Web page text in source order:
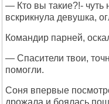
— Кто вы такие?!- чуть
вскрикнула девушка,
Командир парней,
— Спасители твои,
помогли.
Соня впервые
дрожала и боялась